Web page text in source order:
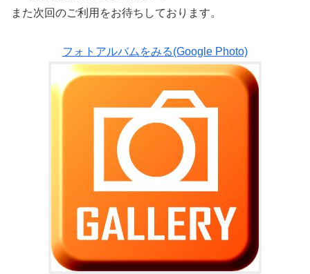
また次回のご利用をお待ちしております。
フォトアルバムをみる(Google Photo)